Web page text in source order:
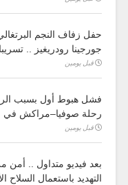
حفل زفاف النجم
جورجينا رودريغيز ..
قبل يومين
فشل هبوط أول بسبب
رحلة صوفيا–مراكش في
قبل يومين
بعد فيديو متداول ..
التهديد باستعمال السلاح